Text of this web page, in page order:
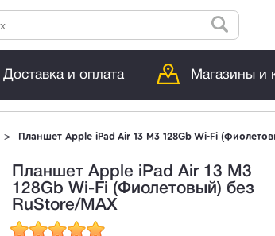
Доставка и оплата Магазины и
Планшет Apple iPad Air 13 M3 128Gb Wi-Fi
Планшет Apple iPad Air 13 M3
128Gb Wi-Fi (Фиолетовый) без
RuStore/MAX